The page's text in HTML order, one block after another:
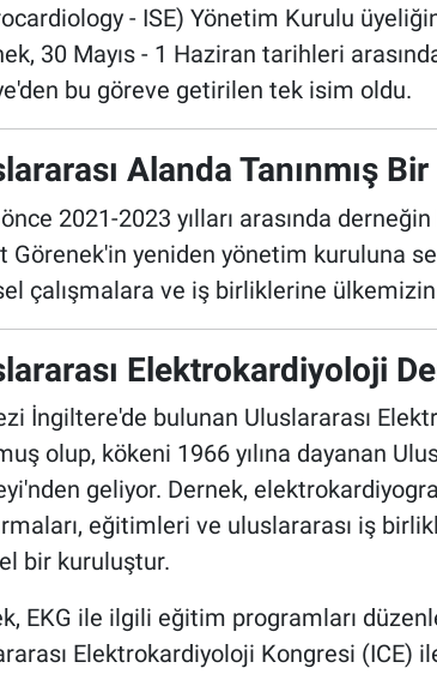
- ISE) Yönetim Kurulu
30 Mayıs - 1 Haziran tarihleri
bu göreve getirilen tek isim oldu.
Alanda Tanınmış
2021-2023 yılları arasında
Görenek'in yeniden yönetim kuruluna
çalışmalara ve iş birliklerine ülkemizin
Elektrokardiyoloji
İngiltere'de bulunan Uluslararası
olup, kökeni 1966 yılına dayanan
geliyor. Dernek,
eğitimleri ve uluslararası iş
bir kuruluştur.
EKG ile ilgili eğitim programları
Elektrokardiyoloji Kongresi (ICE)